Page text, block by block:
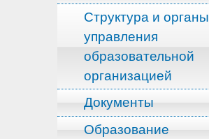
Структура и органы
управления
образовательной
организацией
Документы
Образование